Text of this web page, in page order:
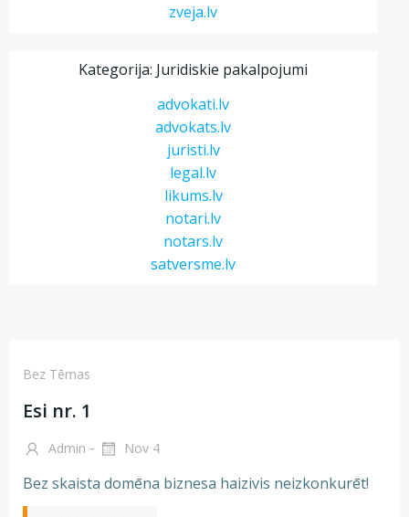
zveja.lv
Kategorija: Juridiskie pakalpojumi
advokati.lv
advokats.lv
juristi.lv
legal.lv
likums.lv
notari.lv
notars.lv
satversme.lv
Bez Tēmas
Esi nr. 1
Admin - Nov 4
Bez skaista domēna biznesa haizivis neizkonkurēt!